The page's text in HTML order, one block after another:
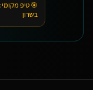
🎯 טיפ מקומי:
בשרון